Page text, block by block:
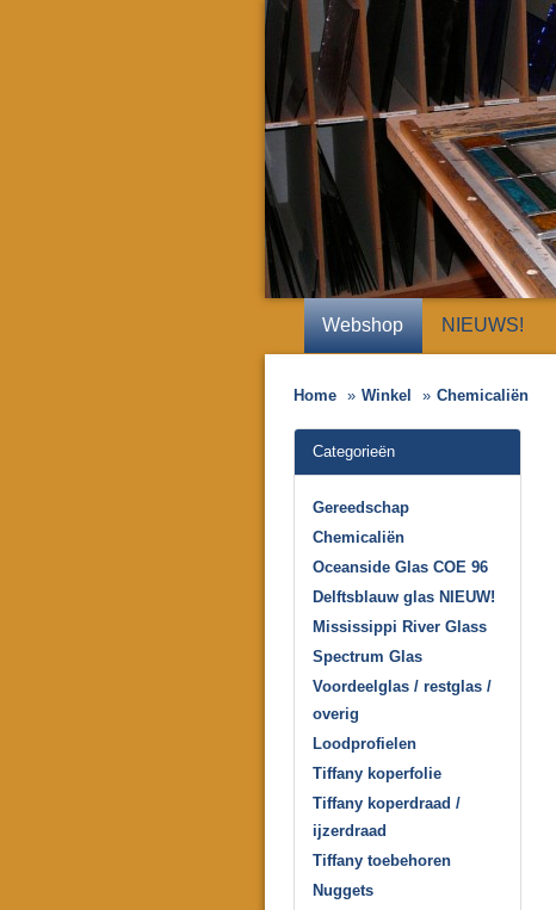
Webshop NIEUWS!
Home Winkel Chemicaliën
Categorieën
Gereedschap
Chemicaliën
Oceanside Glas COE 96
Delftsblauw glas NIEUW!
Mississippi River Glass
Spectrum Glas
Voordeelglas / restglas /
overig
Loodprofielen
Tiffany koperfolie
Tiffany koperdraad /
ijzerdraad
Tiffany toebehoren
Nuggets